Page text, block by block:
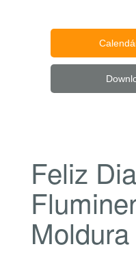
Feliz
Moldura